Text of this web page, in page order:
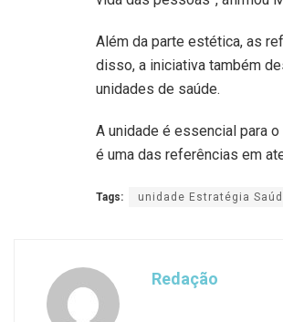
Além da parte estética, as
disso, a iniciativa também
unidades de saúde.
A unidade é essencial para
é uma das referências em
Tags: unidade Estratégia
Redação